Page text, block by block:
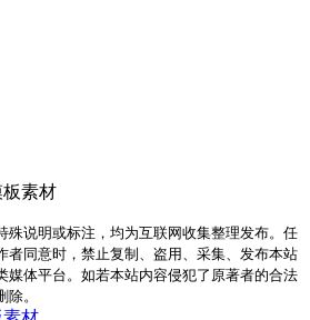
殊说明或标注，均为互联网收集整理发布。任
者同意时，禁止复制、盗用、采集、发布本站
媒体平台。如若本站内容侵犯了原著者的合法
。